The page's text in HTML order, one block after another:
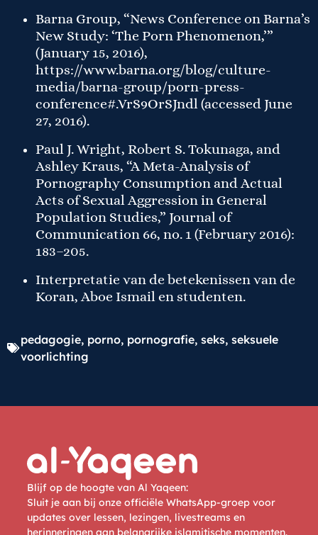
Barna Group, “News Conference on Barna’s
New Study: ‘The Porn Phenomenon,’”
(January 15, 2016),
https://www.barna.org/blog/culture-
media/barna-group/porn-press-
conference#.VrS9OrSJndl (accessed June
27, 2016).
Paul J. Wright, Robert S. Tokunaga, and
Ashley Kraus, “A Meta-Analysis of
Pornography Consumption and Actual
Acts of Sexual Aggression in General
Population Studies,” Journal of
Communication 66, no. 1 (February 2016):
183–205.
Interpretatie van de betekenissen van de
Koran, Aboe Ismail en studenten.
pedagogie, porno, pornografie, seks, seksuele
voorlichting
Blijf op de hoogte van Al Yaqeen:
Sluit je aan bij onze officiële WhatsApp-groep voor
updates over lessen, lezingen, livestreams en